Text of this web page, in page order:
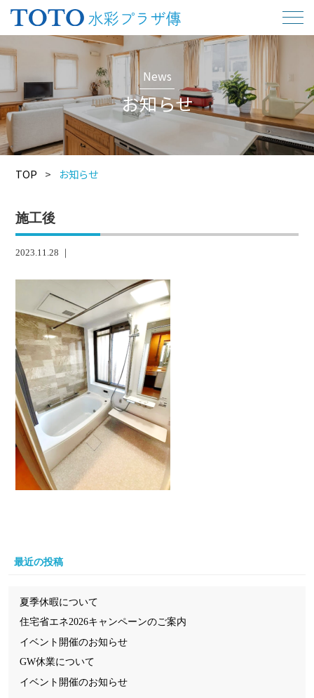
News
お知らせ
TOP > お知らせ
施工後
2023.11.28 ｜
最近の投稿
夏季休暇について
住宅省エネ2026キャンペーンのご案内
イベント開催のお知らせ
GW休業について
イベント開催のお知らせ